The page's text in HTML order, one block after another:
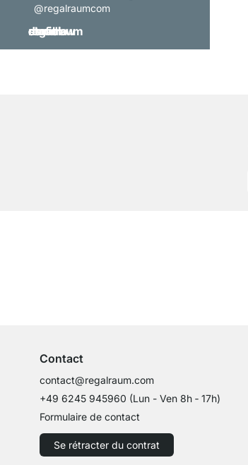
@regalraumcom
Contact
contact@regalraum.com
+49 6245 945960 (Lun - Ven 8h ‑ 17h)
Formulaire de contact
Se rétracter du contrat